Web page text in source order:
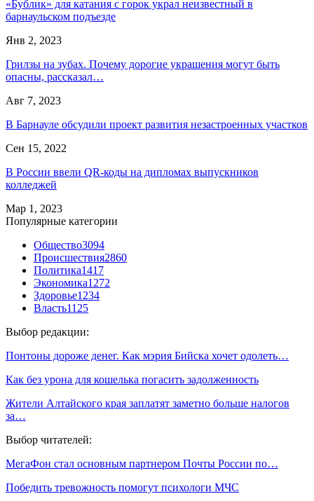
«Бублик» для катания с горок украл неизвестный в
барнаульском подъезде
Янв 2, 2023
Грилзы на зубах. Почему дорогие украшения могут быть
опасны, рассказал…
Авг 7, 2023
В Барнауле обсудили проект развития незастроенных участков
Сен 15, 2022
В России ввели QR-коды на дипломах выпускников
колледжей
Мар 1, 2023
Популярные категории
Общество3094
Происшествия2860
Политика1417
Экономика1272
Здоровье1234
Власть1125
Выбор редакции:
Понтоны дороже денег. Как мэрия Бийска хочет одолеть…
Как без урона для кошелька погасить задолженность
Жители Алтайского края заплатят заметно больше налогов
за…
Выбор читателей:
МегаФон стал основным партнером Почты России по…
Победить тревожность помогут психологи МЧС